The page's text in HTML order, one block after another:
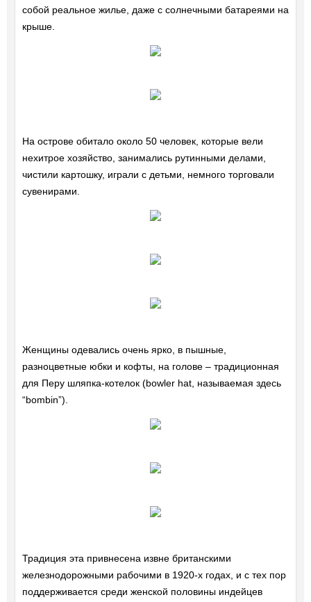
собой реальное жилье, даже с солнечными батареями на
крыше.
На острове обитало около 50 человек, которые вели
нехитрое хозяйство, занимались рутинными делами,
чистили картошку, играли с детьми, немного торговали
сувенирами.
Женщины одевались очень ярко, в пышные,
разноцветные юбки и кофты, на голове – традиционная
для Перу шляпка-котелок (bowler hat, называемая здесь
“bombin”).
Традиция эта привнесена извне британскими
железнодорожными рабочими в 1920-х годах, и с тех пор
поддерживается среди женской половины индейцев